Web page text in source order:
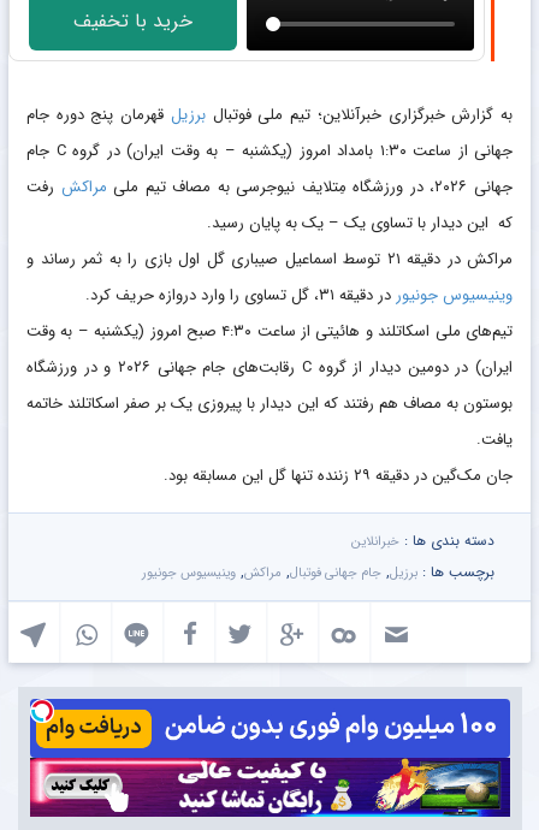
خرید با تخفیف
به گزارش خبرگزاری خبرآنلاین؛ تیم ملی فوتبالبرزیل قهرمان پنج دوره جام
جهانی از ساعت ۱:۳۰ بامداد امروز (یکشنبه – به وقت ایران) در گروه C جام
جهانی ۲۰۲۶، در ورزشگاه مِتلایف نیوجرسی به مصاف تیم ملی
مراکش رفت
که این دیدار با تساوی یک – یک به پایان رسید.
مراکش در دقیقه ۲۱ توسط اسماعیل صیباری گل اول بازی را به ثمر رساند و
وینیسیوس جونیور در دقیقه ۳۱، گل تساوی را وارد دروازه حریف کرد.
تیم‌های ملی اسکاتلند و هائیتی از ساعت ۴:۳۰ صبح امروز (یکشنبه – به وقت
ایران) در دومین دیدار از گروه C رقابت‌های جام جهانی ۲۰۲۶ و در ورزشگاه
بوستون به مصاف هم رفتند که‌ این دیدار با پیروزی یک بر صفر اسکاتلند خاتمه
یافت.
جان مک‌گین در دقیقه ۲۹ زننده تنها گل این مسابقه بود.
دسته بندی ها : خبرانلاین
برچسب ها : برزیل, جام جهانی فوتبال, مراکش, وینیسیوس جونیور